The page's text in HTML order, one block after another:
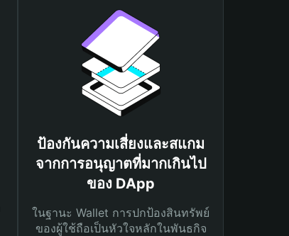
ป้องกันความเสี่ยงและสแกม
จากการอนุญาตที่มากเกินไป
ของ DApp
ในฐานะ Wallet การปกป้องสินทรัพย์
ของผู้ใช้ถือเป็นหัวใจหลักในพันธกิจ